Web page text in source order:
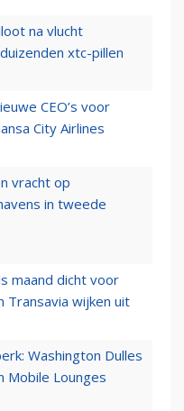
na vlucht
xtc-pillen
CEO’s voor
City Airlines
vracht op
in tweede
maand dicht voor
Transavia wijken uit
Washington Dulles
Mobile Lounges